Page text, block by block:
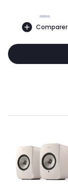
Comparer